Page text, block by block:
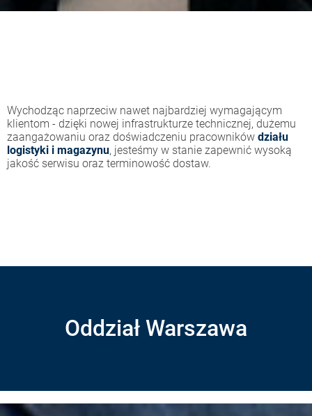
Wychodząc naprzeciw nawet najbardziej wymagającym
klientom - dzięki nowej infrastrukturze technicznej, dużemu
zaangażowaniu oraz doświadczeniu pracowników działu
logistyki i magazynu, jesteśmy w stanie zapewnić wysoką
jakość serwisu oraz terminowość dostaw.
Oddział Warszawa